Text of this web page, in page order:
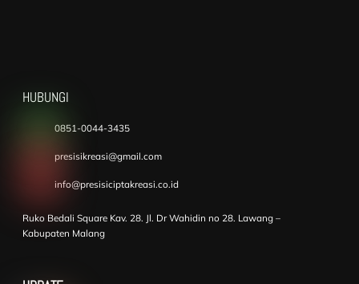
HUBUNGI
0851-0044-3435
presisikreasi@gmail.com
info@presisiciptakreasi.co.id
Ruko Bedali Square Kav. 28. Jl. Dr Wahidin no 28. Lawang –
Kabupaten Malang